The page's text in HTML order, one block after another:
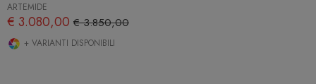
ARTEMIDE
€ 3.080,00 € 3.850,00
+ VARIANTI DISPONIBILI